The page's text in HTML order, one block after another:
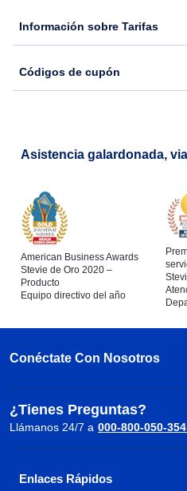
Flights from Nueva York to
Flights from Nueva York to
Información sobre Tarifas
Códigos de cupón
Asistencia galardonada,
American Business Awards
Stevie de Oro 2020 –
Producto
Equipo directivo del año
Conéctate Con Nosotros
¿Tienes Preguntas?
Llámanos 24/7 a 000-800-050-
Enlaces Rápidos